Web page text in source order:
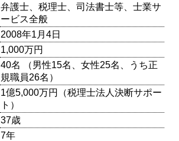
弁護士、税理士、司法書士等、士業サ
ービス全般
2008年1月4日
1,000万円
40名 （男性15名、女性25名、うち正
規職員26名）
1億5,000万円（税理士法人決断サポー
ト）
37歳
7年